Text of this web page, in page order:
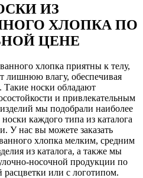
ИЗ
ХЛОПКА ПО
ЦЕНЕ
хлопка приятны к телу,
лишнюю влагу, обеспечивая
Такие носки обладают
и привлекательным
мы подобрали наиболее
каждого типа из каталога
У нас вы можете заказать
хлопка мелким, средним
из каталога, а также мы
носочной продукции по
или с логотипом.